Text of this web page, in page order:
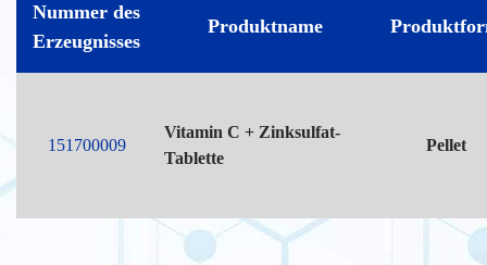
Nummer des
Erzeugnisses
Produktname
151700009
Vitamin C + Zinksulfat-
Tablette
Pellet